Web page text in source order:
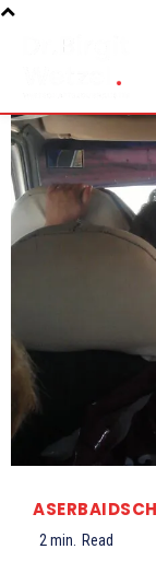
2min. Read